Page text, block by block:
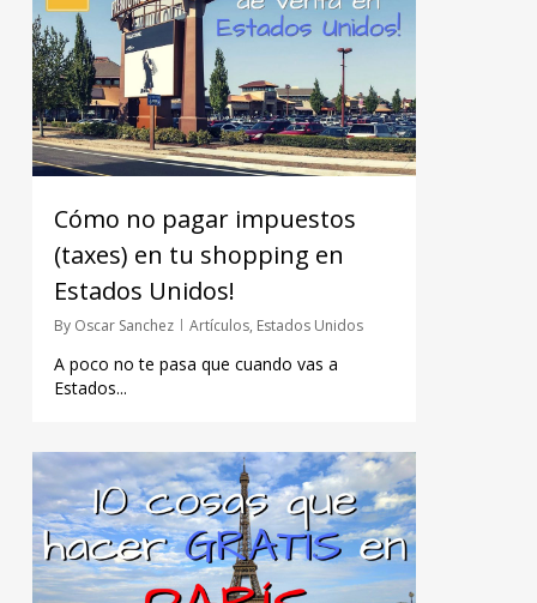
Cómo no pagar impuestos
(taxes) en tu shopping en
Estados Unidos!
By Oscar Sanchez Artículos, Estados Unidos
A poco no te pasa que cuando vas a
Estados...